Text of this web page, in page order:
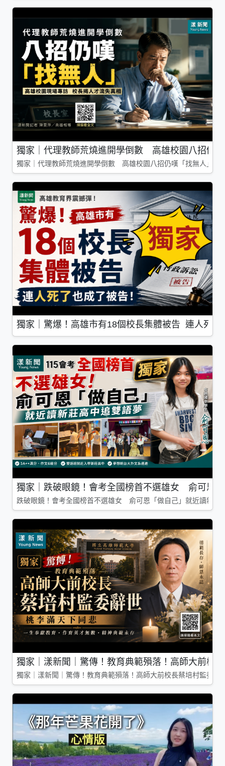
獨家｜代理教師荒燒進開學倒數 高雄校園八招仍
獨家｜代理教師荒燒進開學倒數 高雄校園八招仍嘆「找無人」
獨家｜驚爆！高雄市有18個校長集體被告 連人死了
獨家｜跌破眼鏡！會考全國榜首不選雄女 俞可恩
跌破眼鏡！會考全國榜首不選雄女 俞可恩「做自己」就近讀新莊
獨家｜漾新聞｜驚傳！教育典範殞落！高師大前校
獨家｜漾新聞｜驚傳！教育典範殞落！高師大前校長蔡培村監委